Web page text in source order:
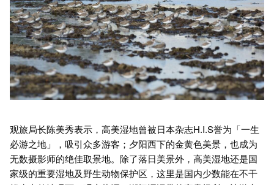
观旅局长陈美秀表示，高美湿地曾被日本杂志H.I.S誉为「一生
必游之地」，吸引众多游客；夕阳西下的金黄色美景，也成为
无数摄影师的绝佳取景地。除了落日美景外，高美湿地还是国
家级的重要湿地及野生动物保护区，这里是国内少数能在不干